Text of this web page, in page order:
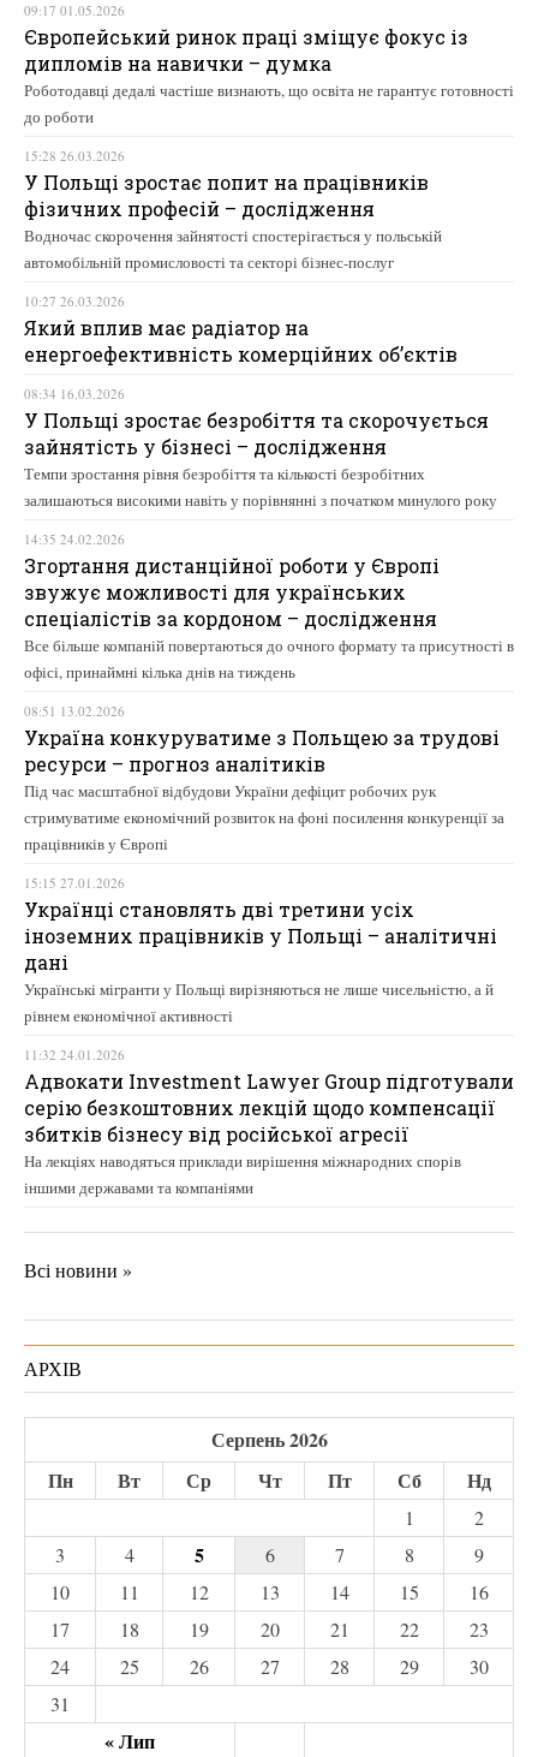
09:17 01.05.2026
Європейський ринок праці зміщує фокус із
дипломів на навички – думка
Роботодавці дедалі частіше визнають, що освіта не гарантує готовності
до роботи
15:28 26.03.2026
У Польщі зростає попит на працівників
фізичних професій – дослідження
Водночас скорочення зайнятості спостерігається у польській
автомобільній промисловості та секторі бізнес-послуг
10:27 26.03.2026
Який вплив має радіатор на
енергоефективність комерційних об’єктів
08:34 16.03.2026
У Польщі зростає безробіття та скорочується
зайнятість у бізнесі – дослідження
Темпи зростання рівня безробіття та кількості безробітних
залишаються високими навіть у порівнянні з початком минулого року
14:35 24.02.2026
Згортання дистанційної роботи у Європі
звужує можливості для українських
спеціалістів за кордоном – дослідження
Все більше компаній повертаються до очного формату та присутності в
офісі, принаймні кілька днів на тиждень
08:51 13.02.2026
Україна конкуруватиме з Польщею за трудові
ресурси – прогноз аналітиків
Під час масштабної відбудови України дефіцит робочих рук
стримуватиме економічний розвиток на фоні посилення конкуренції за
працівників у Європі
15:15 27.01.2026
Українці становлять дві третини усіх
іноземних працівників у Польщі – аналітичні
дані
Українські мігранти у Польщі вирізняються не лише чисельністю, а й
рівнем економічної активності
11:32 24.01.2026
Адвокати Investment Lawyer Group підготували
серію безкоштовних лекцій щодо компенсації
збитків бізнесу від російської агресії
На лекціях наводяться приклади вирішення міжнародних спорів
іншими державами та компаніями
Всі новини »
АРХІВ
Серпень 2026
Пн
Вт Ср Чт Пт Сб Нд
« Лип
1
2
3
4 5 6 7 8
9
10
11 12 13 14 15
16
17
18 19 20 21 22
23
24
25 26 27 28 29
30
31